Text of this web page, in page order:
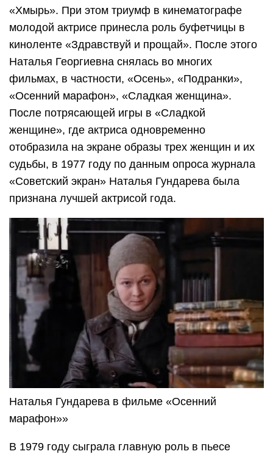
«Хмырь». При этом триумф в кинематографе
молодой актрисе принесла роль буфетчицы в
киноленте «Здравствуй и прощай». После этого
Наталья Георгиевна снялась во многих
фильмах, в частности, «Осень», «Подранки»,
«Осенний марафон», «Сладкая женщина».
После потрясающей игры в «Сладкой
женщине», где актриса одновременно
отобразила на экране образы трех женщин и их
судьбы, в 1977 году по данным опроса журнала
«Советский экран» Наталья Гундарева была
признана лучшей актрисой года.
Наталья Гундарева в фильме «Осенний
марафон»»
В 1979 году сыграла главную роль в пьесе